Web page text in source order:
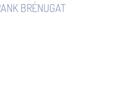
BRÉNUGAT